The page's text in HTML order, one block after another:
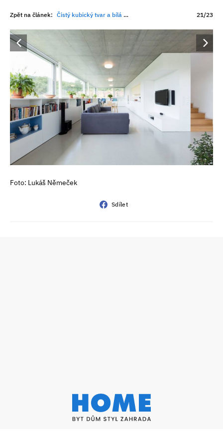
Zpět na článek: Čistý kubický tvar a bílá barva: Rodinný dům v brněnském Komíně 21/23
Foto: Lukáš Němeček
Sdílet